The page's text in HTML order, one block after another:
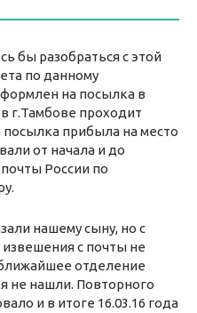
бы разобраться с этой
по данному
на посылка в
г.Тамбове проходит
посылка прибыла на место
от начала и до
России по
нашему сыну, но с
с почты не
отделение
не нашли. Повторного
и в итоге 16.03.16 года